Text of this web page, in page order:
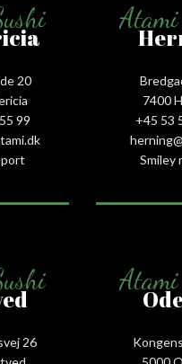
20
99
7400
+45 53
Smiley
26